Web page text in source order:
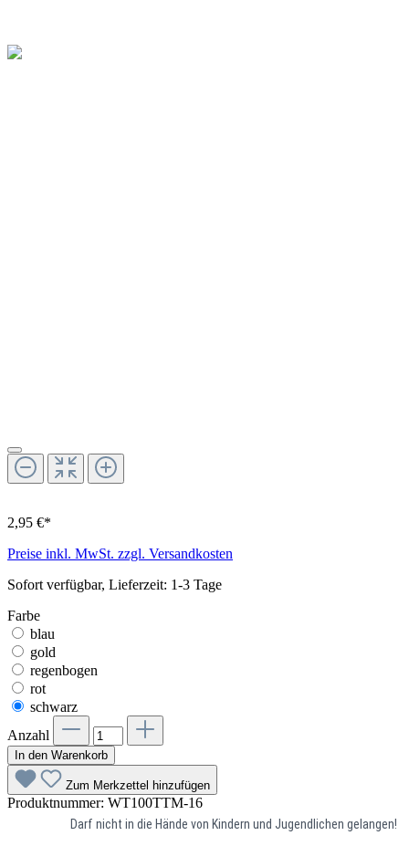
2,95 €*
Preise inkl. MwSt. zzgl. Versandkosten
Sofort verfügbar, Lieferzeit: 1-3 Tage
Farbe
blau
gold
regenbogen
rot
schwarz
Anzahl
In den Warenkorb
Zum Merkzettel hinzufügen
Produktnummer: WT100TTM-16
Darf nicht in die Hände von Kindern und Jugendlichen gelangen!